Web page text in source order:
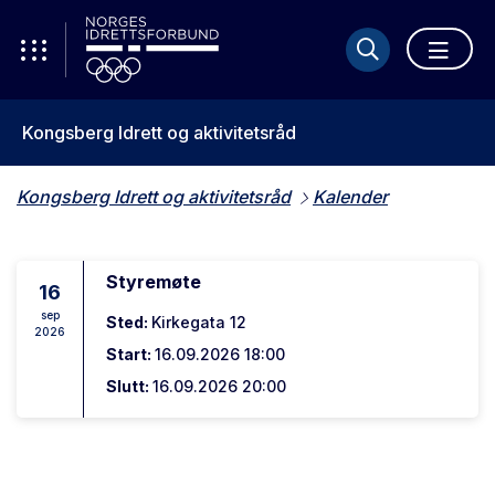
Kongsberg Idrett og aktivitetsråd
Kongsberg Idrett og aktivitetsråd Kalender
16
sep
2026
Styremøte
Sted: Kirkegata 12
Start: 16.09.2026 18:00
Slutt: 16.09.2026 20:00